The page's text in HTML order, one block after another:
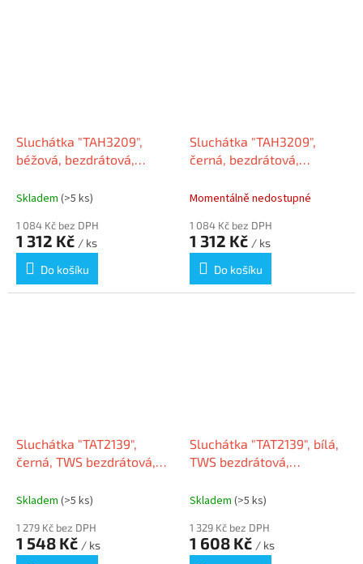
Sluchátka "TAH3209",
béžová, bezdrátová,
TAH3209BG/00
Skladem (>5 ks)
1 084 Kč bez DPH
1 312 Kč / ks
Do košíku
Sluchátka "TAH3209",
černá, bezdrátová,
TAH3209BK/00
Momentálně nedostupné
1 084 Kč bez DPH
1 312 Kč / ks
Do košíku
Sluchátka "TAT2139",
černá, TWS bezdrátová,
TAT2139BK/00
Skladem (>5 ks)
1 279 Kč bez DPH
1 548 Kč / ks
Sluchátka "TAT2139", bílá,
TWS bezdrátová,
TAT2139WT/00
Skladem (>5 ks)
1 329 Kč bez DPH
1 608 Kč / ks